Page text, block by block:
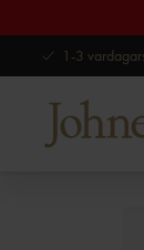
1-3